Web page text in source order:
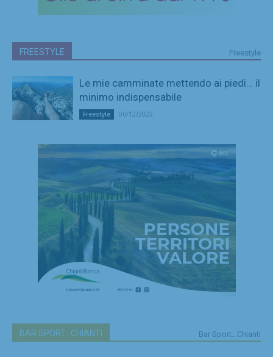
FREESTYLE Freestyle
Le mie camminate mettendo ai piedi… il
minimo indispensabile
Freestyle 06/12/2022
BAR SPORT...CHIANTI Bar Sport...Chianti